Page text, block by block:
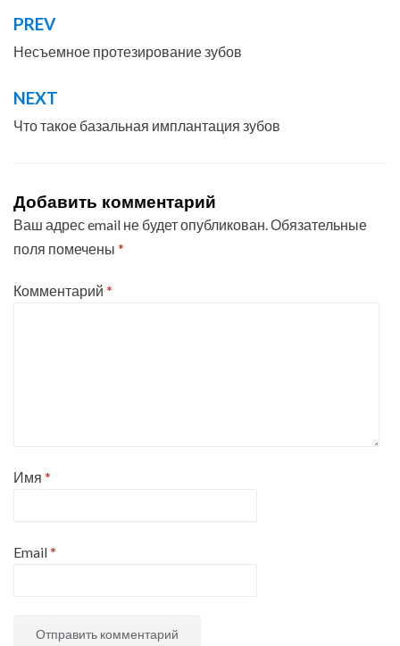
Навигация
по
записям
PREV
Несъемное протезирование зубов
NEXT
Что такое базальная имплантация зубов
Добавить комментарий
Ваш адрес email не будет опубликован.Обязательные
поля помечены *
Комментарий *
Имя *
Email*